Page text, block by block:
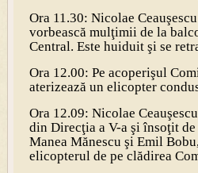
Ora 11.30: Nicolae
vorbească mulţimii de la
Central. Este huiduit şi se
Ora 12.00: Pe acoperişul
aterizează un elicopter
Ora 12.09: Nicolae
din Direcţia a V-a şi însoţit de
Manea Mănescu şi Emil
elicopterul de pe clădirea